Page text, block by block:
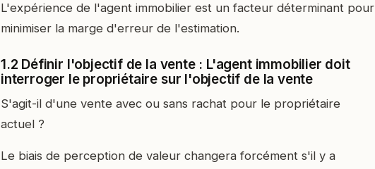
L'expérience de l'agent immobilier est un facteur déterminant pour
minimiser la marge d'erreur de l'estimation.
1.2 Définir l'objectif de la vente : L'agent immobilier doit
interroger le propriétaire sur l'objectif de la vente
S'agit-il d'une vente avec ou sans rachat pour le propriétaire
actuel ?
Le biais de perception de valeur changera forcément s'il y a